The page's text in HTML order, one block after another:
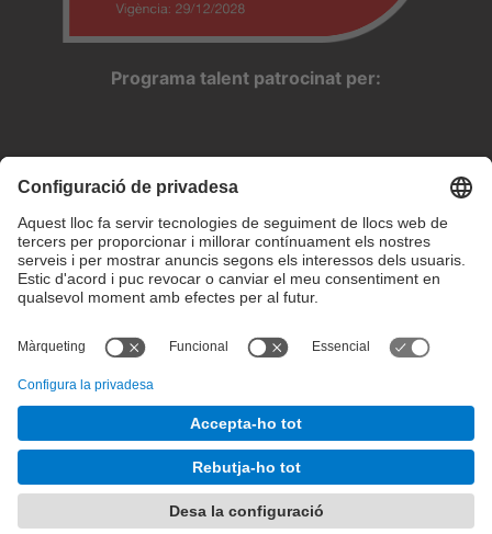
Programa talent patrocinat per:
Configuració de privadesa
Condicions d’ús